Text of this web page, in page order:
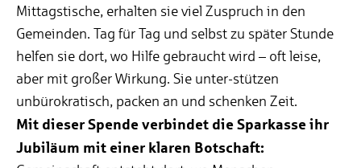
Mittagstische, erhalten sie viel Zuspruch in den
Gemeinden. Tag für Tag und selbst zu später Stunde
helfen sie dort, wo Hilfe gebraucht wird – oft leise,
aber mit großer Wirkung. Sie unter-stützen
unbürokratisch, packen an und schenken Zeit.
Mit dieser Spende verbindet die Sparkasse ihr
Jubiläum mit einer klaren Botschaft: